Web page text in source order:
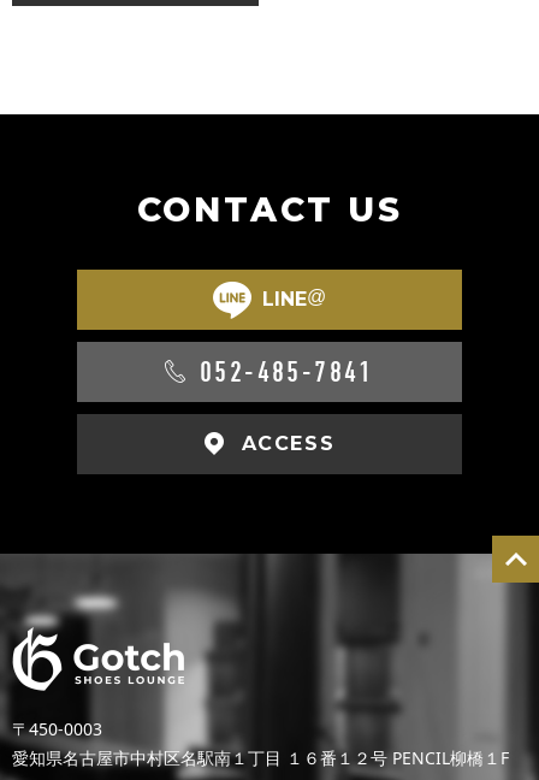
CONTACT US
LINE@
052-485-7841
ACCESS
〒450-0003
愛知県名古屋市中村区名駅南１丁目 １６番１２号 PENCIL柳橋１F